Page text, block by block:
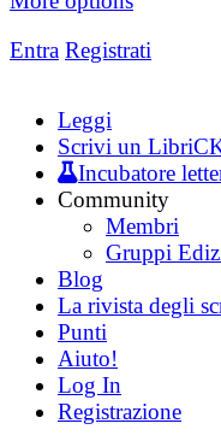
Entra Registrati
Leggi
Scrivi un
Incubatore
Community
Membri
Gruppi
Blog
La rivista degli
Punti
Aiuto!
Log In
Registrazione